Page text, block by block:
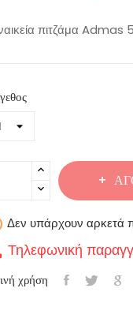
πιτζάμα Admas
Δεν υπάρχουν αρκετά
Τηλεφωνική
χρήση